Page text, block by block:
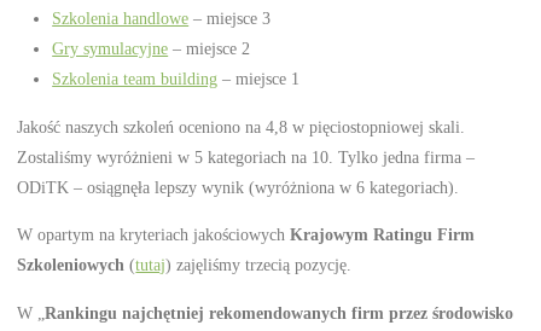
Szkolenia handlowe – miejsce 3
Gry symulacyjne – miejsce 2
Szkolenia team building – miejsce 1
Jakość naszych szkoleń oceniono na 4,8 w pięciostopniowej skali.
Zostaliśmy wyróżnieni w 5 kategoriach na 10. Tylko jedna firma –
ODiTK – osiągnęła lepszy wynik (wyróżniona w 6 kategoriach).
W opartym na kryteriach jakościowychKrajowym Ratingu Firm
Szkoleniowych (tutaj) zajęliśmy trzecią pozycję.
W „Rankingu najchętniej rekomendowanych firm przez środowisko